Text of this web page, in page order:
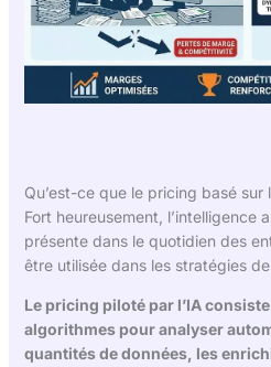
Qu’est-ce que le pricing basé sur
Fort heureusement, l’intelligence
présente dans le quotidien des
être utilisée dans les stratégies
Le pricing piloté par l’IA
algorithmes pour analyser
quantités de données, les